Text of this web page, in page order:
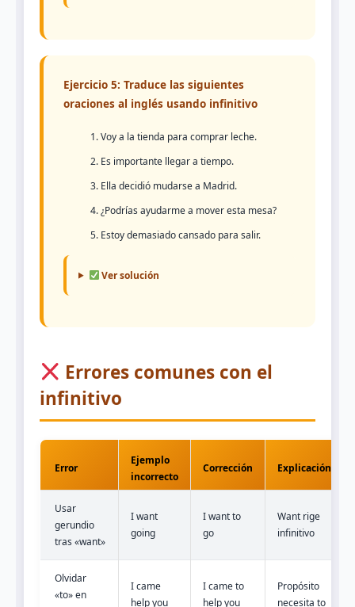
Ejercicio 5: Traduce las siguientes
oraciones al inglés usando infinitivo
Voy a la tienda para comprar leche.
Es importante llegar a tiempo.
Ella decidió mudarse a Madrid.
¿Podrías ayudarme a mover esta mesa?
Estoy demasiado cansado para salir.
Ver solución
Errores comunes con el
infinitivo
Error
Ejemplo
incorrecto
Corrección Explicación
Usar
gerundio
tras «want»
I want
going
I want to
go
Want rige
infinitivo
Olvidar
«to» en
I came
help you
I came to
help you
Propósito
necesita to